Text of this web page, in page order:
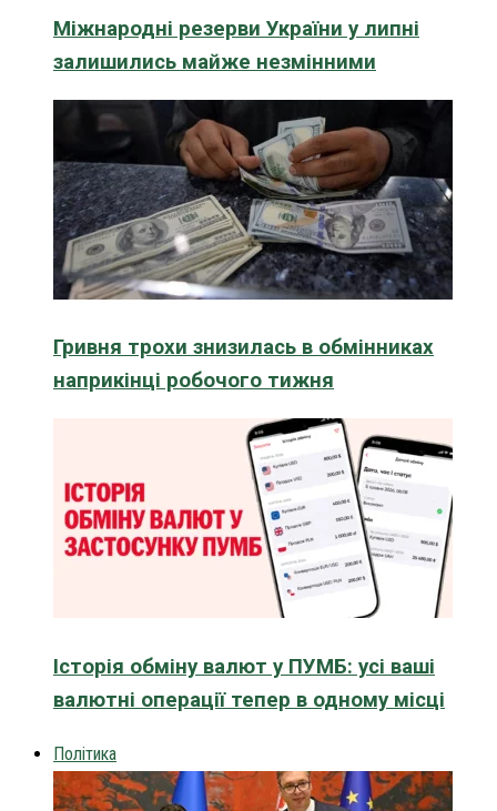
Міжнародні резерви України у липні
залишились майже незмінними
Гривня трохи знизилась в обмінниках
наприкінці робочого тижня
Історія обміну валют у ПУМБ: усі ваші
валютні операції тепер в одному місці
Політика